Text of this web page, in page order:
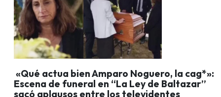
«Qué actua bien Amparo Noguero, la cag*»:
Escena de funeral en “La Ley de Baltazar”
sacó aplausos entre los televidentes